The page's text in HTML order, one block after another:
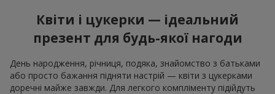
Квіти і цукерки — ідеальний
презент для будь-якої нагоди
День народження, річниця, подяка, знайомство з батьками
або просто бажання підняти настрій — квіти з цукерками
доречні майже завжди. Для легкого компліменту підійдуть